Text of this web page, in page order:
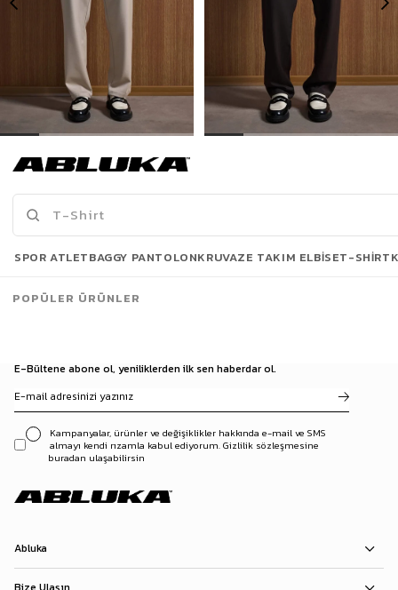
1.299,90 TL
Son Bakılanlar
E-Bültene abone ol, yeniliklerden ilk sen haberdar ol.
Kampanyalar, ürünler ve değişiklikler hakkında e-mail ve SMS
almayı kendi rızamla kabul ediyorum. Gizlilik sözleşmesine
buradan ulaşabilirsin
Abluka
SPOR ATLETBAGGY PANTOLONKRUVAZE TAKIM ELBISET-SHIRT
POPÜLER ÜRÜNLER